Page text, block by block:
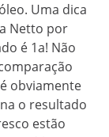
Uma dica
Netto por
é 1a! Não
obviamente
o resultado
estão